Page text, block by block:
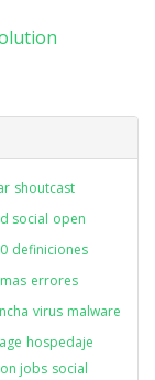
shoutcast
social open
definiciones
errores
virus malware
hospedaje
jobs social